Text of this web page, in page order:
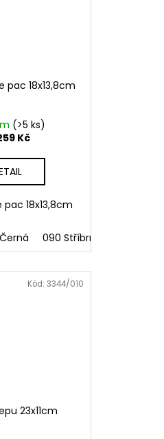
Červená 041 Růžová
pac 18x13,8cm
(>5 ks)
Kč
18x13,8cm
090 Stříbrná
23x11cm
Kód: 3344/010